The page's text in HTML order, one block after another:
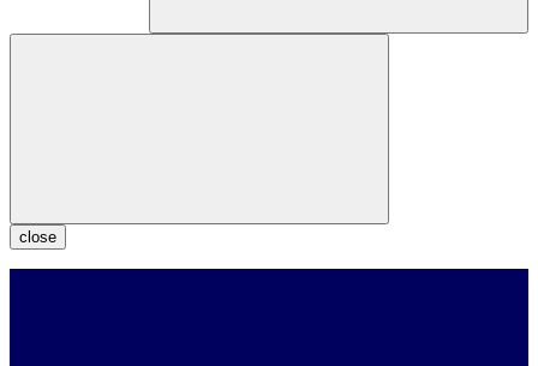
close